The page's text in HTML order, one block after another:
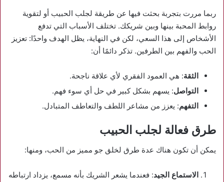
ربما مررت بتجربة بحثت فيها عن طريقة لجلب الحبيب أو لتقوية
روابط المحبة بينها وبين شريكك. تختلف الأسباب التي تدفع
الأشخاص إلى هذا السعي، لكن في النهاية، يظل الهدف واحدًا: تعزيز
الحب والفهم بين الطرفين. تذكر دائمًا أن:
الثقة: هي العمود الفقري لأي علاقة ناجحة.
التواصل: يسهم بشكل كبير في حل أي سوء فهم.
التفهم: يعزز من مشاعر اللطف والتعاطف المتبادل.
طرق فعالة لجلب الحبيب
يمكن أن تكون هناك عدة طرق لخلق جو مميز من الحب، ومنها:
الاستماع الجيد: فعندما يشعر الشريك بأنه مسمع، يزداد ارتباطه